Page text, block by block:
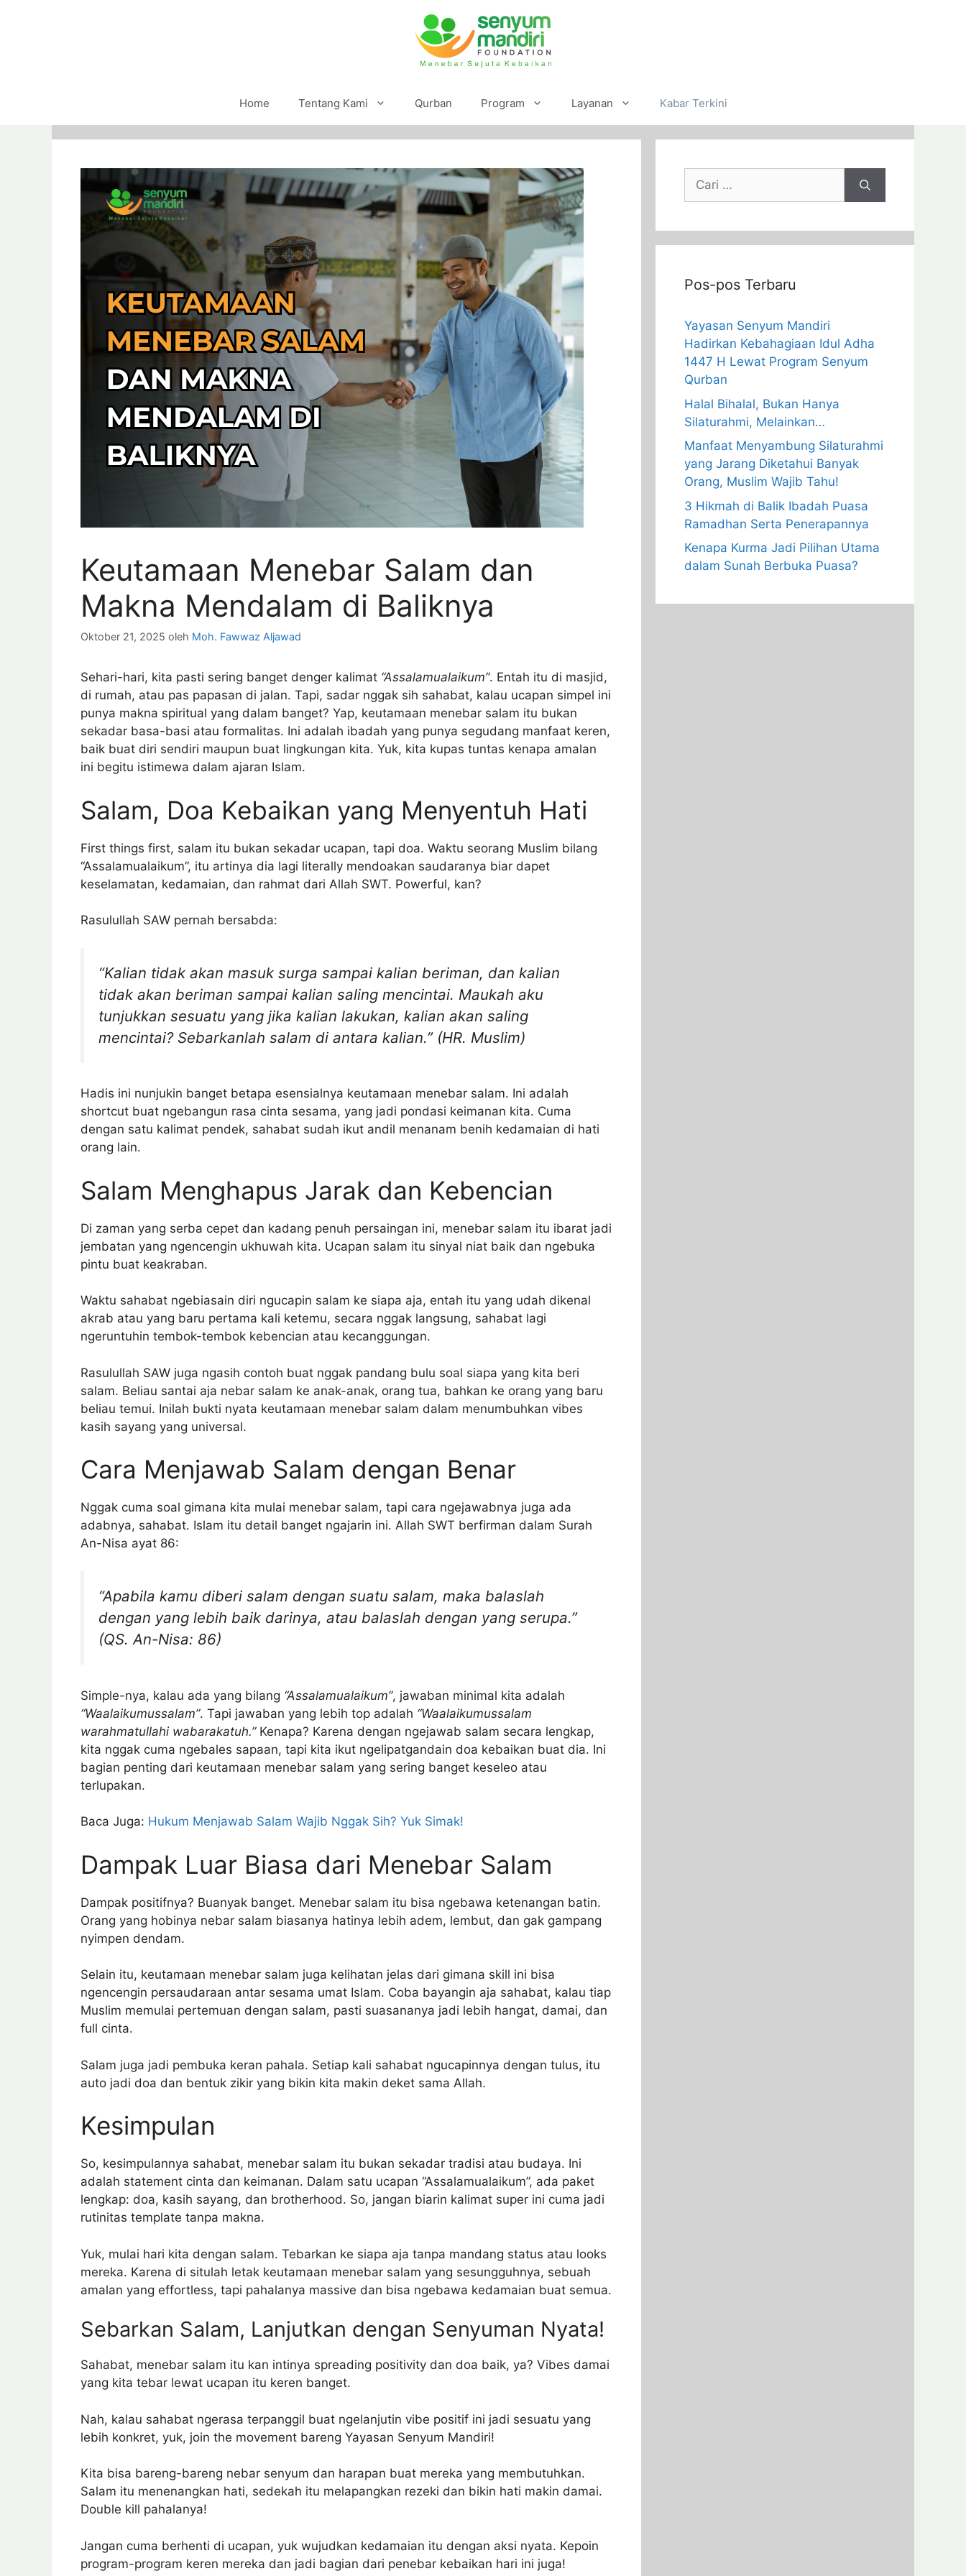
Home Tentang Kami Qurban Program Layanan Kabar Terkini
Keutamaan Menebar Salam dan
Makna Mendalam di Baliknya
Oktober 21, 2025 oleh Moh. Fawwaz Aljawad
Sehari-hari, kita pasti sering banget denger kalimat “Assalamualaikum”. Entah itu di masjid,
di rumah, atau pas papasan di jalan. Tapi, sadar nggak sih sahabat, kalau ucapan simpel ini
punya makna spiritual yang dalam banget? Yap, keutamaan menebar salam itu bukan
sekadar basa-basi atau formalitas. Ini adalah ibadah yang punya segudang manfaat keren,
baik buat diri sendiri maupun buat lingkungan kita. Yuk, kita kupas tuntas kenapa amalan
ini begitu istimewa dalam ajaran Islam.
Salam, Doa Kebaikan yang Menyentuh Hati
First things first, salam itu bukan sekadar ucapan, tapi doa. Waktu seorang Muslim bilang
“Assalamualaikum”, itu artinya dia lagi literally mendoakan saudaranya biar dapet
keselamatan, kedamaian, dan rahmat dari Allah SWT. Powerful, kan?
Rasulullah SAW pernah bersabda:
“Kalian tidak akan masuk surga sampai kalian beriman, dan kalian
tidak akan beriman sampai kalian saling mencintai. Maukah aku
tunjukkan sesuatu yang jika kalian lakukan, kalian akan saling
mencintai? Sebarkanlah salam di antara kalian.” (HR. Muslim)
Hadis ini nunjukin banget betapa esensialnya keutamaan menebar salam. Ini adalah
shortcut buat ngebangun rasa cinta sesama, yang jadi pondasi keimanan kita. Cuma
dengan satu kalimat pendek, sahabat sudah ikut andil menanam benih kedamaian di hati
orang lain.
Salam Menghapus Jarak dan Kebencian
Di zaman yang serba cepet dan kadang penuh persaingan ini, menebar salam itu ibarat jadi
jembatan yang ngencengin ukhuwah kita. Ucapan salam itu sinyal niat baik dan ngebuka
pintu buat keakraban.
Waktu sahabat ngebiasain diri ngucapin salam ke siapa aja, entah itu yang udah dikenal
akrab atau yang baru pertama kali ketemu, secara nggak langsung, sahabat lagi
ngeruntuhin tembok-tembok kebencian atau kecanggungan.
Rasulullah SAW juga ngasih contoh buat nggak pandang bulu soal siapa yang kita beri
salam. Beliau santai aja nebar salam ke anak-anak, orang tua, bahkan ke orang yang baru
beliau temui. Inilah bukti nyata keutamaan menebar salam dalam menumbuhkan vibes
kasih sayang yang universal.
Cara Menjawab Salam dengan Benar
Nggak cuma soal gimana kita mulai menebar salam, tapi cara ngejawabnya juga ada
adabnya, sahabat. Islam itu detail banget ngajarin ini. Allah SWT berfirman dalam Surah
An-Nisa ayat 86:
“Apabila kamu diberi salam dengan suatu salam, maka balaslah
dengan yang lebih baik darinya, atau balaslah dengan yang serupa.”
(QS. An-Nisa: 86)
Simple-nya, kalau ada yang bilang “Assalamualaikum”, jawaban minimal kita adalah
“Waalaikumussalam”. Tapi jawaban yang lebih top adalah “Waalaikumussalam
warahmatullahi wabarakatuh.”Kenapa? Karena dengan ngejawab salam secara lengkap,
kita nggak cuma ngebales sapaan, tapi kita ikut ngelipatgandain doa kebaikan buat dia. Ini
bagian penting dari keutamaan menebar salam yang sering banget keseleo atau
terlupakan.
Baca Juga: Hukum Menjawab Salam Wajib Nggak Sih? Yuk Simak!
Dampak Luar Biasa dari Menebar Salam
Dampak positifnya? Buanyak banget. Menebar salam itu bisa ngebawa ketenangan batin.
Orang yang hobinya nebar salam biasanya hatinya lebih adem, lembut, dan gak gampang
nyimpen dendam.
Selain itu, keutamaan menebar salam juga kelihatan jelas dari gimana skill ini bisa
ngencengin persaudaraan antar sesama umat Islam. Coba bayangin aja sahabat, kalau tiap
Muslim memulai pertemuan dengan salam, pasti suasananya jadi lebih hangat, damai, dan
full cinta.
Salam juga jadi pembuka keran pahala. Setiap kali sahabat ngucapinnya dengan tulus, itu
auto jadi doa dan bentuk zikir yang bikin kita makin deket sama Allah.
Kesimpulan
So, kesimpulannya sahabat, menebar salam itu bukan sekadar tradisi atau budaya. Ini
adalah statement cinta dan keimanan. Dalam satu ucapan “Assalamualaikum”, ada paket
lengkap: doa, kasih sayang, dan brotherhood. So, jangan biarin kalimat super ini cuma jadi
rutinitas template tanpa makna.
Yuk, mulai hari kita dengan salam. Tebarkan ke siapa aja tanpa mandang status atau looks
mereka. Karena di situlah letak keutamaan menebar salam yang sesungguhnya, sebuah
amalan yang effortless, tapi pahalanya massive dan bisa ngebawa kedamaian buat semua.
Sebarkan Salam, Lanjutkan dengan Senyuman Nyata!
Sahabat, menebar salam itu kan intinya spreading positivity dan doa baik, ya? Vibes damai
yang kita tebar lewat ucapan itu keren banget.
Nah, kalau sahabat ngerasa terpanggil buat ngelanjutin vibe positif ini jadi sesuatu yang
lebih konkret, yuk, join the movement bareng Yayasan Senyum Mandiri!
Kita bisa bareng-bareng nebar senyum dan harapan buat mereka yang membutuhkan.
Salam itu menenangkan hati, sedekah itu melapangkan rezeki dan bikin hati makin damai.
Double kill pahalanya!
Jangan cuma berhenti di ucapan, yuk wujudkan kedamaian itu dengan aksi nyata. Kepoin
program-program keren mereka dan jadi bagian dari penebar kebaikan hari ini juga!
Pos-pos Terbaru
Yayasan Senyum Mandiri
Hadirkan Kebahagiaan Idul Adha
1447 H Lewat Program Senyum
Qurban
Halal Bihalal, Bukan Hanya
Silaturahmi, Melainkan…
Manfaat Menyambung Silaturahmi
yang Jarang Diketahui Banyak
Orang, Muslim Wajib Tahu!
3 Hikmah di Balik Ibadah Puasa
Ramadhan Serta Penerapannya
Kenapa Kurma Jadi Pilihan Utama
dalam Sunah Berbuka Puasa?